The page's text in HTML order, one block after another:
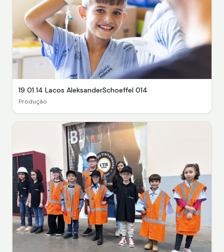
19 01 14 Lacos AleksanderSchoeffel 014
Produção